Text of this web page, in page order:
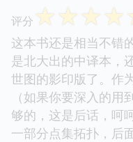
评分 ☆☆☆☆
这本书还是相当不错
是北大出的中译本，
世图的影印版了。作
（如果你要深入的
够的，这是后话，呵
一部分点集拓扑，后